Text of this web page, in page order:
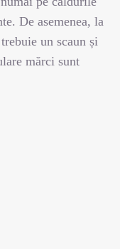
De asemenea, la
un scaun și
mărci sunt